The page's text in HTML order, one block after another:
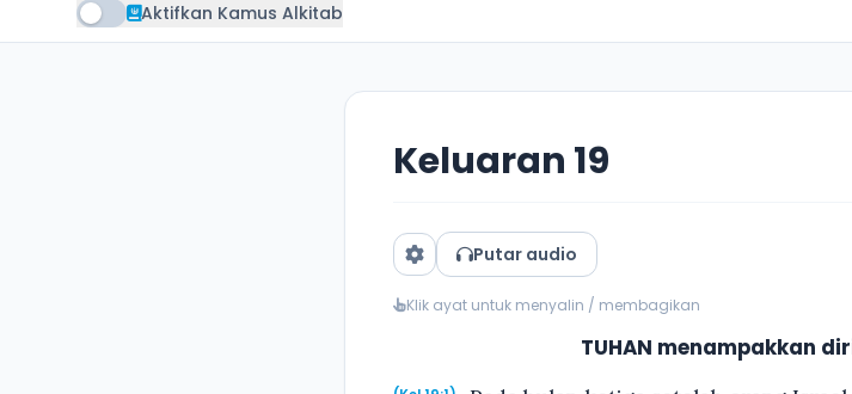
Aktifkan Kamus Alkitab
Keluaran 19
Putar audio
Klik ayat untuk menyalin / membagikan
TUHAN menampakkan